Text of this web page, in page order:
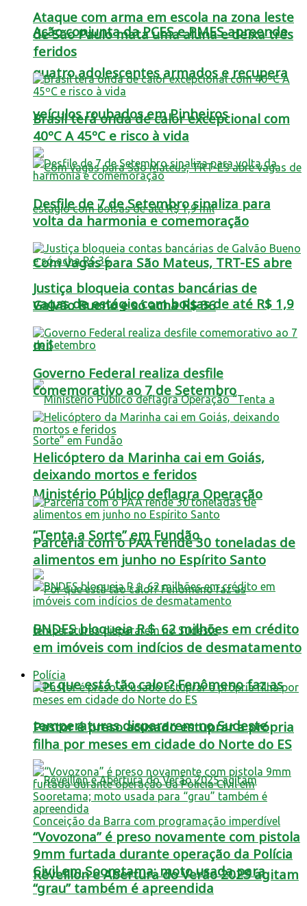
Ação conjunta da PCES e PMES apreende
quatro adolescentes armados e recupera
veículos roubados em Pinheiros
Com vagas para São Mateus, TRT-ES abre
vagas de estágio com bolsas de até R$ 1,9
mil
Ministério Público deflagra Operação
“Tenta a Sorte” em Fundão
Por que está tão calor? Fenômeno faz as
temperaturas dispararem no Sudeste
Réveillon e Abertura do Verão 2025 agitam
Ataque com arma em escola na zona leste
de São Paulo mata uma aluna e deixa três
feridos
Brasil terá onda de calor excepcional com
40ºC A 45ºC e risco à vida
Desfile de 7 de Setembro sinaliza para
volta da harmonia e comemoração
Justiça bloqueia contas bancárias de
Galvão Bueno e só acha R$ 36
Governo Federal realiza desfile
comemorativo ao 7 de Setembro
Helicóptero da Marinha cai em Goiás,
deixando mortos e feridos
Parceria com o PAA rende 30 toneladas de
alimentos em junho no Espírito Santo
BNDES bloqueia R＄ 62 milhões em crédito
em imóveis com indícios de desmatamento
Polícia
Pastor é preso acusado estuprar a própria
filha por meses em cidade do Norte do ES
“Vovozona” é preso novamente com pistola
9mm furtada durante operação da Polícia
Civil em Sooretama; moto usada para
“grau” também é apreendida